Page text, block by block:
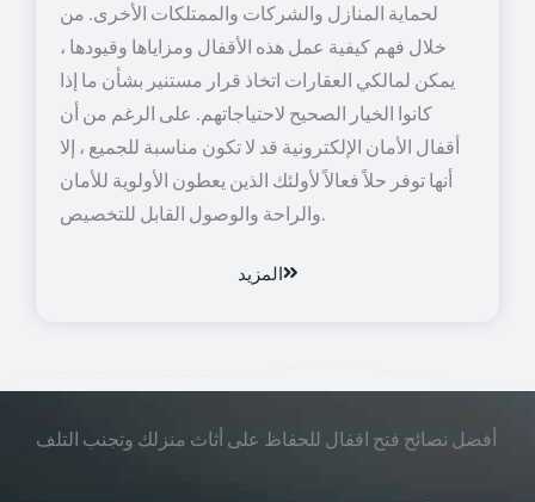
لحماية المنازل والشركات والممتلكات الأخرى. من
خلال فهم كيفية عمل هذه الأقفال ومزاياها وقيودها ،
يمكن لمالكي العقارات اتخاذ قرار مستنير بشأن ما إذا
كانوا الخيار الصحيح لاحتياجاتهم. على الرغم من أن
أقفال الأمان الإلكترونية قد لا تكون مناسبة للجميع ، إلا
أنها توفر حلاً فعالاً لأولئك الذين يعطون الأولوية للأمان
والراحة والوصول القابل للتخصيص.
المزيد
أفضل نصائح فتح اقفال للحفاظ على أثاث منزلك وتجنب التلف